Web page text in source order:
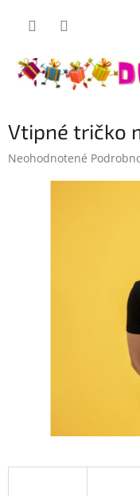
Vtipné tričko
Priemerné
Neohodnotené
Dobrý darček